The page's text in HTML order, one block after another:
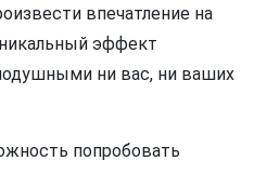
впечатление на
эффект
ни вас, ни ваших
попробовать